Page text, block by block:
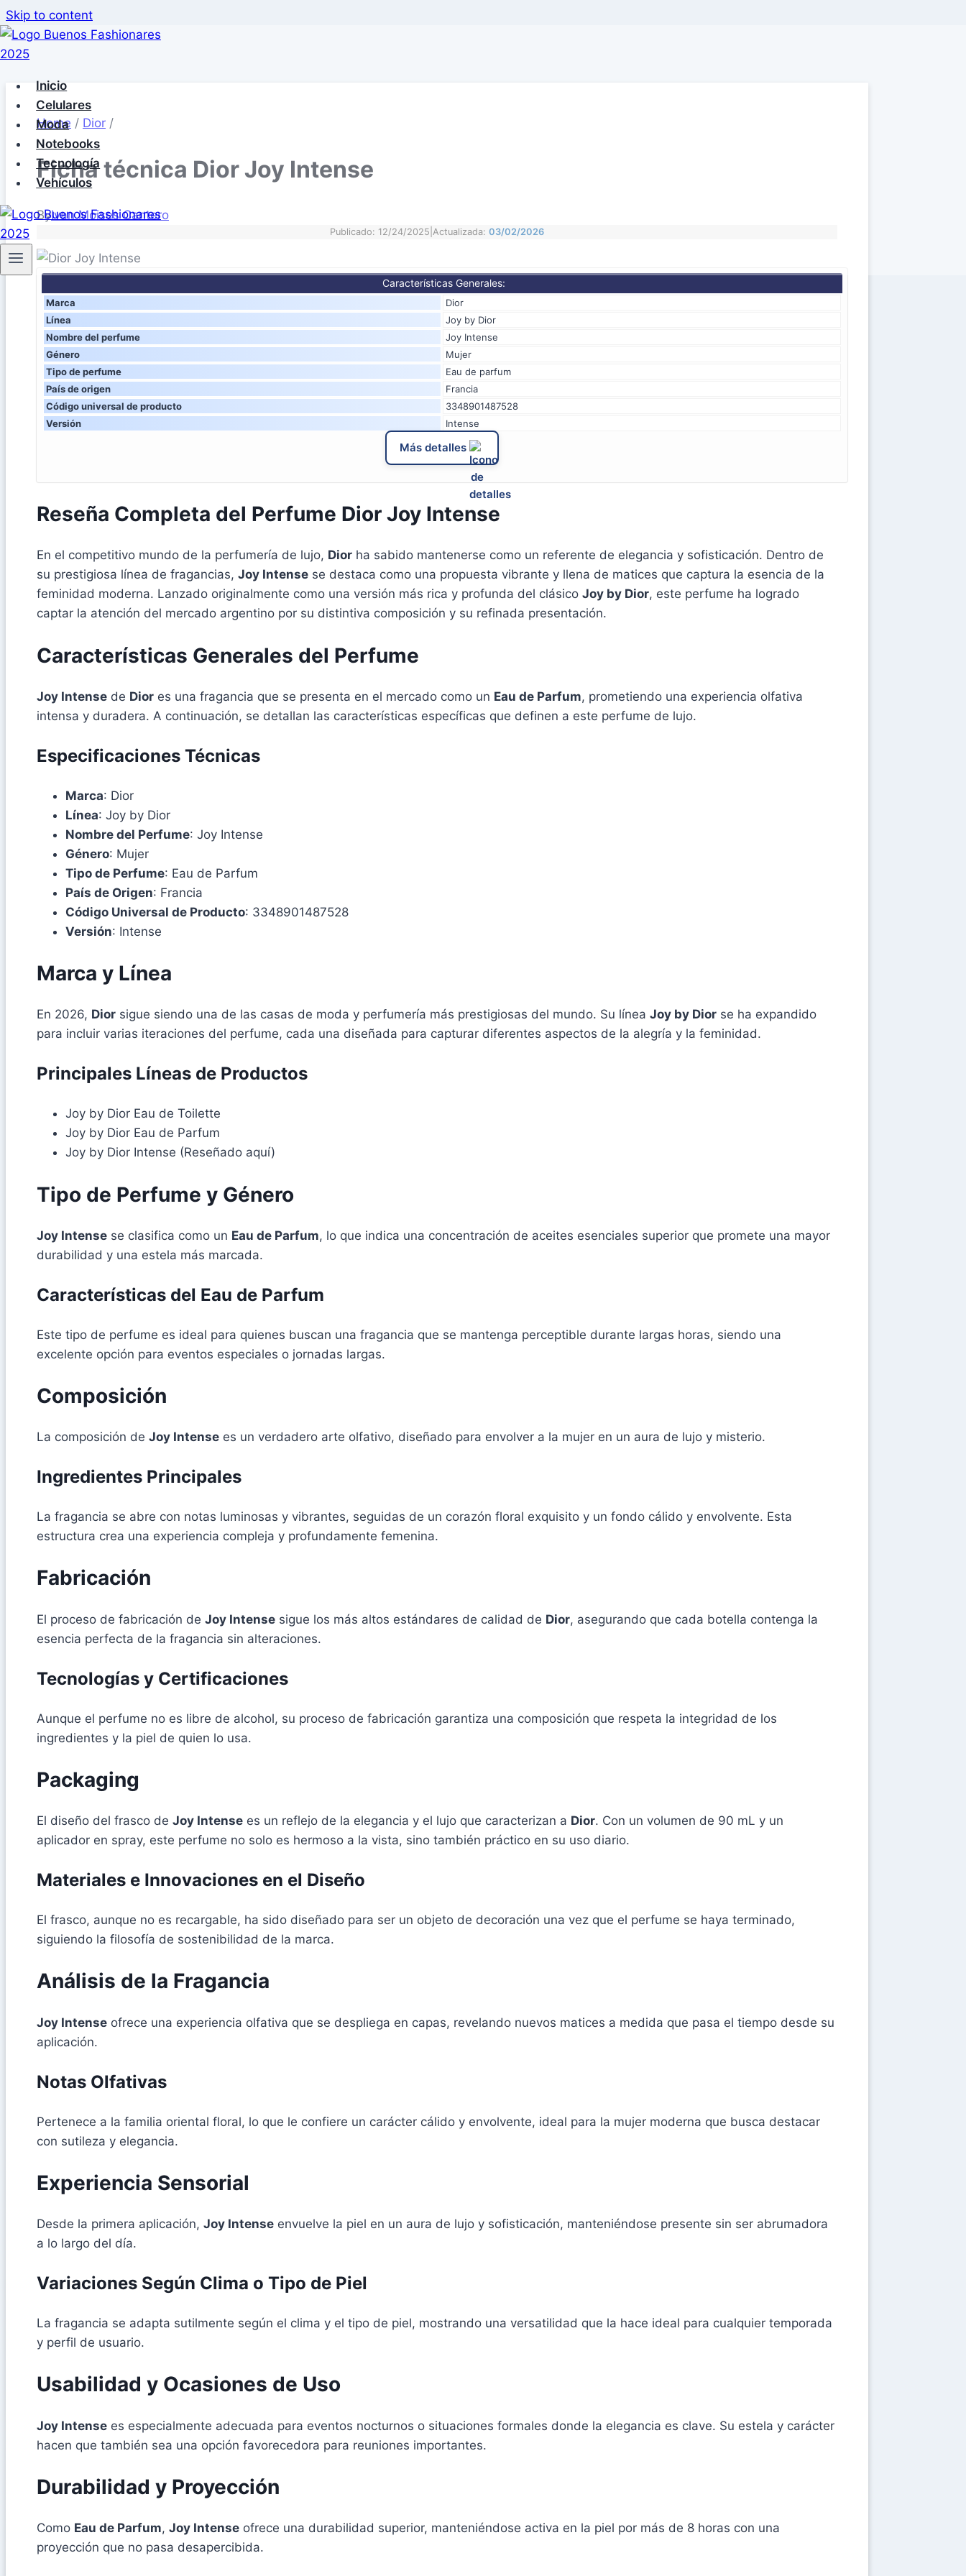
Skip to content
Inicio
Celulares
Moda
Notebooks
Tecnología
Vehículos
Home / Dior /
Ficha técnica Dior Joy Intense
ByIvan Moises Cantero
Publicado: 12/24/2025 Actualizada: 03/02/2026
Características Generales:
Marca
Dior
Línea
Joy by Dior
Nombre del perfume
Joy Intense
Género
Mujer
Tipo de perfume
Eau de parfum
País de origen
Francia
Código universal de producto
3348901487528
Versión
Intense
Más detalles
Reseña Completa del Perfume Dior Joy Intense
En el competitivo mundo de la perfumería de lujo, Dior ha sabido mantenerse como un referente de elegancia y sofisticación. Dentro de
su prestigiosa línea de fragancias, Joy Intense se destaca como una propuesta vibrante y llena de matices que captura la esencia de la
feminidad moderna. Lanzado originalmente como una versión más rica y profunda del clásico Joy by Dior, este perfume ha logrado
captar la atención del mercado argentino por su distintiva composición y su refinada presentación.
Características Generales del Perfume
Joy Intense de Dior es una fragancia que se presenta en el mercado como un Eau de Parfum, prometiendo una experiencia olfativa
intensa y duradera. A continuación, se detallan las características específicas que definen a este perfume de lujo.
Especificaciones Técnicas
Marca: Dior
Línea: Joy by Dior
Nombre del Perfume: Joy Intense
Género: Mujer
Tipo de Perfume: Eau de Parfum
País de Origen: Francia
Código Universal de Producto: 3348901487528
Versión: Intense
Marca y Línea
En 2026, Dior sigue siendo una de las casas de moda y perfumería más prestigiosas del mundo. Su línea Joy by Dior se ha expandido
para incluir varias iteraciones del perfume, cada una diseñada para capturar diferentes aspectos de la alegría y la feminidad.
Principales Líneas de Productos
Joy by Dior Eau de Toilette
Joy by Dior Eau de Parfum
Joy by Dior Intense (Reseñado aquí)
Tipo de Perfume y Género
Joy Intense se clasifica como un Eau de Parfum, lo que indica una concentración de aceites esenciales superior que promete una mayor
durabilidad y una estela más marcada.
Características del Eau de Parfum
Este tipo de perfume es ideal para quienes buscan una fragancia que se mantenga perceptible durante largas horas, siendo una
excelente opción para eventos especiales o jornadas largas.
Composición
La composición de Joy Intense es un verdadero arte olfativo, diseñado para envolver a la mujer en un aura de lujo y misterio.
Ingredientes Principales
La fragancia se abre con notas luminosas y vibrantes, seguidas de un corazón floral exquisito y un fondo cálido y envolvente. Esta
estructura crea una experiencia compleja y profundamente femenina.
Fabricación
El proceso de fabricación de Joy Intense sigue los más altos estándares de calidad de Dior, asegurando que cada botella contenga la
esencia perfecta de la fragancia sin alteraciones.
Tecnologías y Certificaciones
Aunque el perfume no es libre de alcohol, su proceso de fabricación garantiza una composición que respeta la integridad de los
ingredientes y la piel de quien lo usa.
Packaging
El diseño del frasco de Joy Intense es un reflejo de la elegancia y el lujo que caracterizan a Dior. Con un volumen de 90 mL y un
aplicador en spray, este perfume no solo es hermoso a la vista, sino también práctico en su uso diario.
Materiales e Innovaciones en el Diseño
El frasco, aunque no es recargable, ha sido diseñado para ser un objeto de decoración una vez que el perfume se haya terminado,
siguiendo la filosofía de sostenibilidad de la marca.
Análisis de la Fragancia
Joy Intense ofrece una experiencia olfativa que se despliega en capas, revelando nuevos matices a medida que pasa el tiempo desde su
aplicación.
Notas Olfativas
Pertenece a la familia oriental floral, lo que le confiere un carácter cálido y envolvente, ideal para la mujer moderna que busca destacar
con sutileza y elegancia.
Experiencia Sensorial
Desde la primera aplicación, Joy Intense envuelve la piel en un aura de lujo y sofisticación, manteniéndose presente sin ser abrumadora
a lo largo del día.
Variaciones Según Clima o Tipo de Piel
La fragancia se adapta sutilmente según el clima y el tipo de piel, mostrando una versatilidad que la hace ideal para cualquier temporada
y perfil de usuario.
Usabilidad y Ocasiones de Uso
Joy Intense es especialmente adecuada para eventos nocturnos o situaciones formales donde la elegancia es clave. Su estela y carácter
hacen que también sea una opción favorecedora para reuniones importantes.
Durabilidad y Proyección
Como Eau de Parfum, Joy Intense ofrece una durabilidad superior, manteniéndose activa en la piel por más de 8 horas con una
proyección que no pasa desapercibida.